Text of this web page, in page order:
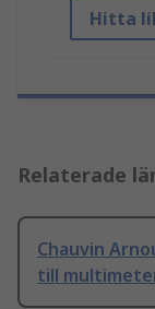
Hitta
Relaterade
Chauvin
till